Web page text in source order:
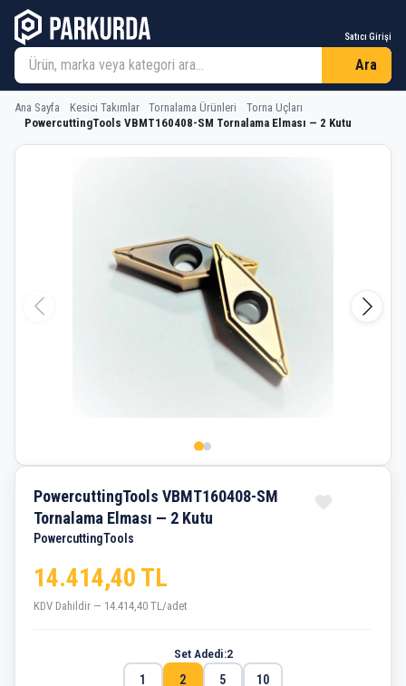
Satıcı Girişi
Ara
Ana Sayfa Kesici Takımlar Tornalama Ürünleri
Torna Uçları
PowercuttingTools VBMT160408-SM Tornalama Elması — 2 Kutu
PowercuttingTools VBMT160408-SM
PowercuttingTools VBMT160408-SM
Tornalama Elması — 2 Kutu
PowercuttingTools
14.414,40 TL
KDV Dahildir — 14.414,40 TL/adet
Set Adedi:2
1
2 5 10